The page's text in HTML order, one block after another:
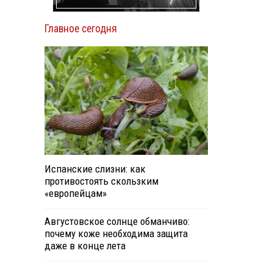
Главное сегодня
Испанские слизни: как
противостоять скользким
«европейцам»
Августовское солнце обманчиво:
почему коже необходима защита
даже в конце лета